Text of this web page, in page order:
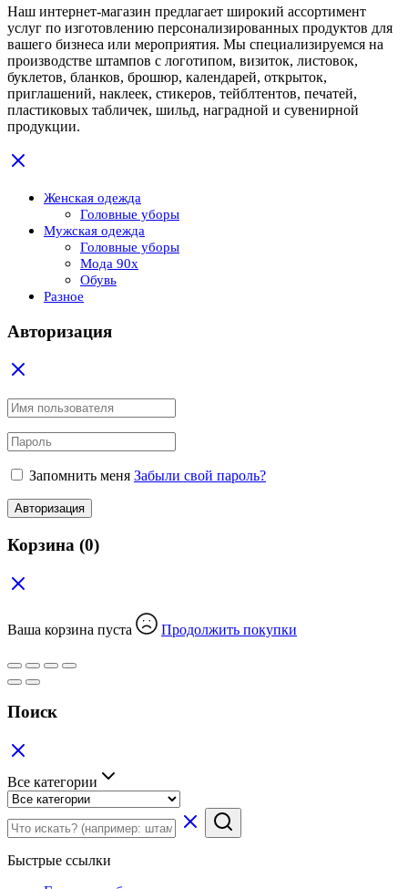
Наш интернет-магазин предлагает широкий ассортимент
услуг по изготовлению персонализированных продуктов для
вашего бизнеса или мероприятия. Мы специализируемся на
производстве штампов с логотипом, визиток, листовок,
буклетов, бланков, брошюр, календарей, открыток,
приглашений, наклеек, стикеров, тейблтентов, печатей,
пластиковых табличек, шильд, наградной и сувенирной
продукции.
Женская одежда
Головные уборы
Мужская одежда
Головные уборы
Мода 90x
Обувь
Разное
Авторизация
Запомнить меня Забыли свой пароль?
Авторизация
Корзина (0)
Ваша корзина пуста Продолжить покупки
Поиск
Все категории
Быстрые ссылки